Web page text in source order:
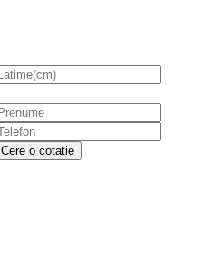
Cere o cotatie